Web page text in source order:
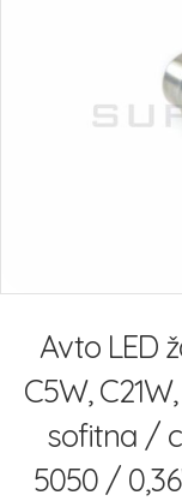
začetek
galerije
Avto LED
C5W,
sofitna /
5050 /